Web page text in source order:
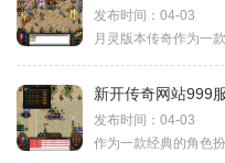
发布时间：04-03
新开传奇网站999
发布时间：04-03